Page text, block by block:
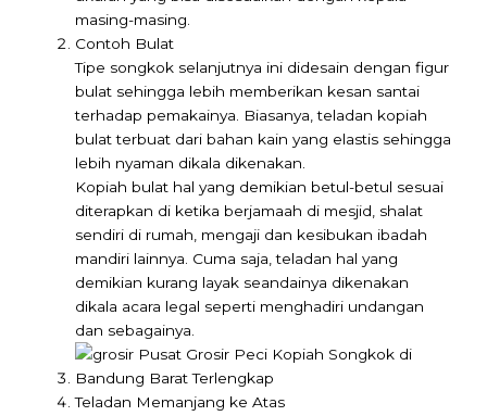
masing-masing.
Contoh Bulat
Tipe songkok selanjutnya ini didesain dengan figur
bulat sehingga lebih memberikan kesan santai
terhadap pemakainya. Biasanya, teladan kopiah
bulat terbuat dari bahan kain yang elastis sehingga
lebih nyaman dikala dikenakan.
Kopiah bulat hal yang demikian betul-betul sesuai
diterapkan di ketika berjamaah di mesjid, shalat
sendiri di rumah, mengaji dan kesibukan ibadah
mandiri lainnya. Cuma saja, teladan hal yang
demikian kurang layak seandainya dikenakan
dikala acara legal seperti menghadiri undangan
dan sebagainya.
Teladan Memanjang ke Atas